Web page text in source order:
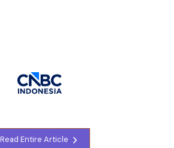
Read Entire Article